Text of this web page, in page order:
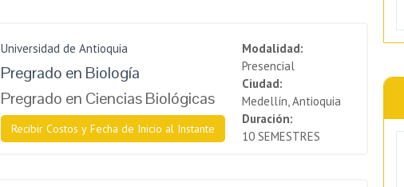
Universidad de Antioquia
Pregrado en Biología
Pregrado en Ciencias Biológicas
Recibir Costos y Fecha de Inicio al Instante
Modalidad:
Presencial
Ciudad:
Medellín, Antioquia
Duración:
10 SEMESTRES